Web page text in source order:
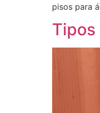
pisos para
Tipos